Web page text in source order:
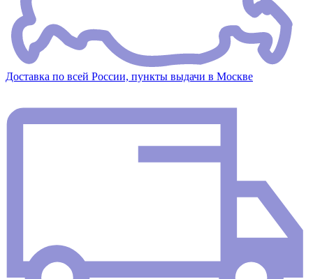
Доставка по всей России, пункты выдачи в Москве